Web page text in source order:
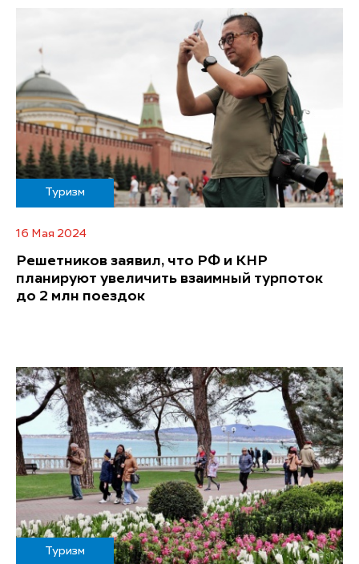
Туризм
16 Мая 2024
Решетников заявил, что РФ и КНР
планируют увеличить взаимный турпоток
до 2 млн поездок
Туризм